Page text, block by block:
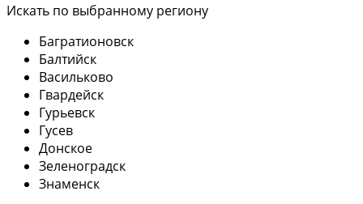
Искать по выбранному региону
Багратионовск
Балтийск
Васильково
Гвардейск
Гурьевск
Гусев
Донское
Зеленоградск
Знаменск